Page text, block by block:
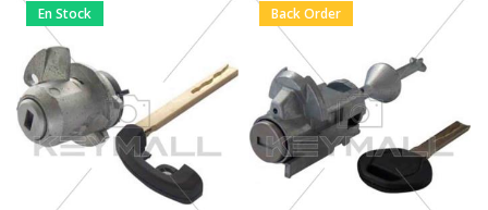
En Stock Back Order